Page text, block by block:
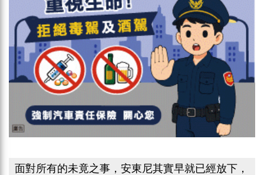
面對所有的未竟之事，安東尼其實早就已經放下，